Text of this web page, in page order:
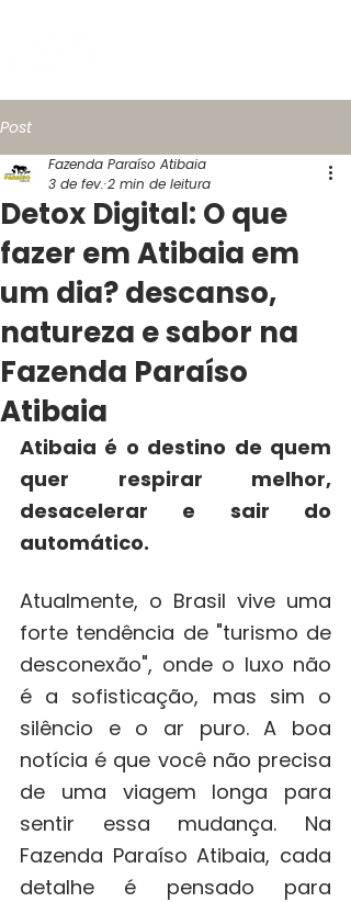
Post
Detox Digital: O que
fazer em Atibaia em
um dia? descanso,
natureza e sabor na
Fazenda Paraíso
Atibaia
Fazenda Paraíso Atibaia
3 de fev. 2 min de leitura
Atibaia é o destino de quem
quer respirar melhor,
desacelerar e sair do
automático.
Atualmente, o Brasil vive uma
forte tendência de "turismo de
desconexão", onde o luxo não
é a sofisticação, mas sim o
silêncio e o ar puro. A boa
notícia é que você não precisa
de uma viagem longa para
sentir essa mudança. Na
Fazenda Paraíso Atibaia, cada
detalhe é pensado para